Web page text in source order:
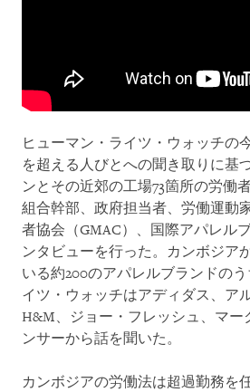
ヒューマン・ライツ・ウォッチの
を超える人びとへの聞き取りに基
ンとその近郊の工場73箇所の労働
組合幹部、政府担当者、労働運動
者協会（GMAC）、国際アパレル
ンタビューを行った。カンボジア
いる約200のアパレルブランドの
イツ・ウォッチはアディダス、ア
H&M、ジョー・フレッシュ、マー
ンサーから話を聞いた。
カンボジアの労働法は超過勤務を